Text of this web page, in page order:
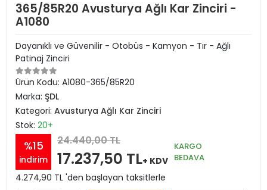
365/85R20 Avusturya Ağlı Kar Zinciri -
A1080
Dayanıklı ve Güvenilir - Otobüs - Kamyon - Tır - Ağlı
Patinaj Zinciri
Ürün Kodu: A1080-365/85R20
Marka: ŞDL
Kategori: Avusturya Ağlı Kar Zinciri
Stok: 20+
%15
indirim
24.440,00 TL
17.237,50 TL+ KDV
KARGO
BEDAVA
4.274,90 TL 'den başlayan taksitlerle